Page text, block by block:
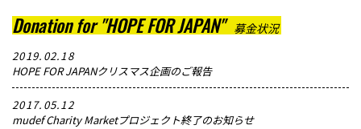
Donation for "HOPE FOR JAPAN" 募金状況
2019.02.18
HOPE FOR JAPANクリスマス企画のご報告
2017.05.12
mudef Charity Marketプロジェクト終了のお知らせ